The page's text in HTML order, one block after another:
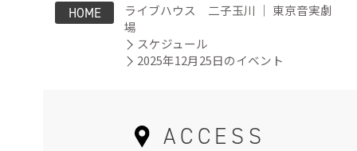
HOME
ライブハウス 二子玉川 ｜ 東京音実劇
場
スケジュール
2025年12月25日のイベント
ACCESS